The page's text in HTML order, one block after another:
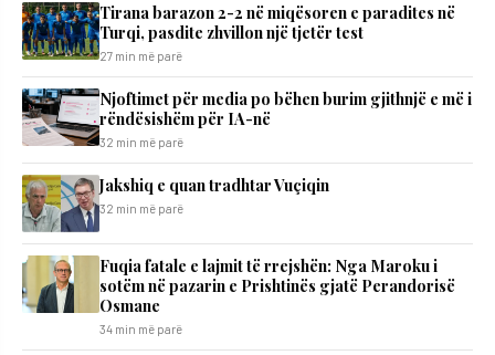
Tirana barazon 2-2 në miqësoren e paradites në
Turqi, pasdite zhvillon një tjetër test
27 min më parë
Njoftimet për media po bëhen burim gjithnjë e më i
rëndësishëm për IA-në
32 min më parë
Jakshiq e quan tradhtar Vuçiqin
32 min më parë
Fuqia fatale e lajmit të rrejshën: Nga Maroku i
sotëm në pazarin e Prishtinës gjatë Perandorisë
Osmane
34 min më parë